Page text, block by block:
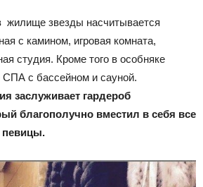
жилище звезды насчитывается
с камином, игровая комната,
студия. Кроме того в особняке
СПА с бассейном и сауной.
заслуживает гардероб
благополучно вместил в себя все